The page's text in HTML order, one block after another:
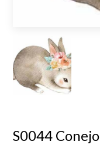
S0044 Conejo